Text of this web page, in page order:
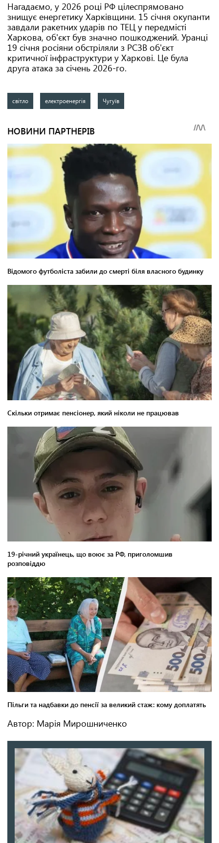
Нагадаємо, у 2026 році РФ цілеспрямовано
знищує енергетику Харківщини. 15 січня окупанти
завдали ракетних ударів по ТЕЦ у передмісті
Харкова, об'єкт був значно пошкоджений. Уранці
19 січня росіяни обстріляли з РСЗВ об'єкт
критичної інфраструктури у Харкові. Це була
друга атака за січень 2026-го.
світло електроенергія Чугуїв
Автор: Марія Мирошниченко